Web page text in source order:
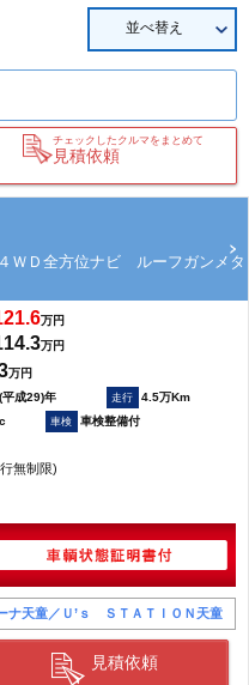
並べ替え
チェックしたクルマをまとめて
見積依頼
Ｄ全方位ナビ ルーフガンメタ
万円
万円
万円
成29)年
4.5万Km
車検整備付
無制限)
ナ天童／Ｕ’ｓ ＳＴＡＴＩＯＮ天童
見積依頼